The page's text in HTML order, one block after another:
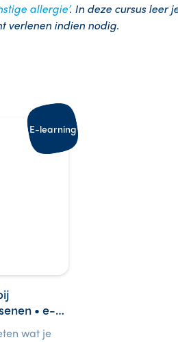
allergie’. In deze cursus leer
verlenen indien nodig.
E-learning
• e-
wat je